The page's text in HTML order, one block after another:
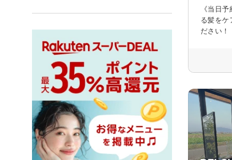
《当日
る髪をケ
ださい！